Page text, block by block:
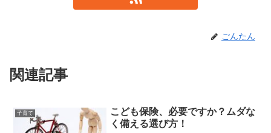
ごんたん
関連記事
子育て
こども保険、必要ですか？ムダな
く備える選び方！